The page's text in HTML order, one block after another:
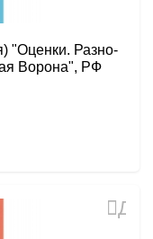
"Оценки. Разно-
Ворона", РФ